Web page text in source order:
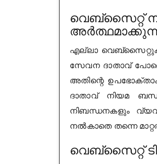
വെബ്സൈറ്റ്
എല്ലാ
സേവന ദാതാവ്
അതിന്റെ
ദാതാവ് നിയമ
നിബന്ധനകളും
നൽകാതെ തന്നെ
വെബ്സൈറ്റ്